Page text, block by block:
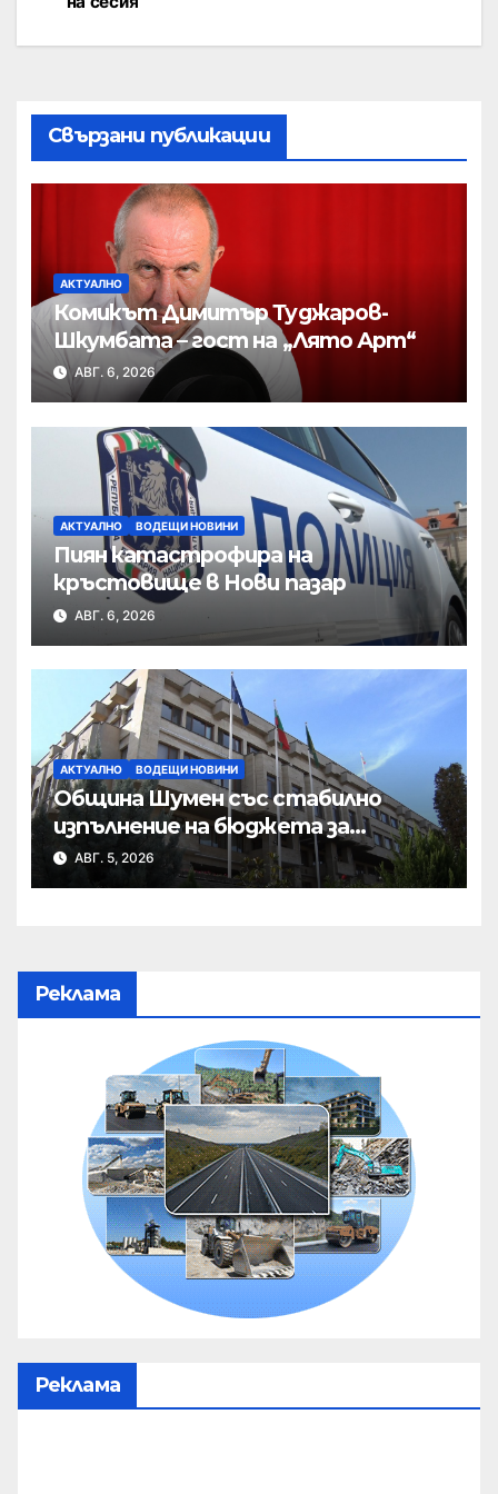
Свързани публикации
АКТУАЛНО
Комикът Димитър Туджаров-
Шкумбата – гост на „Лято Арт“
АВГ. 6, 2026
АКТУАЛНО ВОДЕЩИ НОВИНИ
Пиян катастрофира на
кръстовище в Нови пазар
АВГ. 6, 2026
АКТУАЛНО ВОДЕЩИ НОВИНИ
Община Шумен със стабилно
изпълнение на бюджета за
първото полугодие
АВГ. 5, 2026
Реклама
Реклама